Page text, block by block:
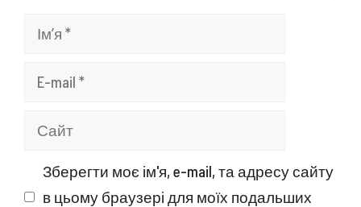
Ім’я
Сайт
Зберегти моє ім'я, e-mail, та адресу сайту
в цьому браузері для моїх подальших